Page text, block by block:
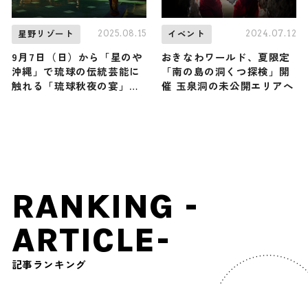
星野リゾート 2025.08.15
9月7日（日）から「星のや
沖縄」で琉球の伝統芸能に
触れる「琉球秋夜の宴」を
イベント 2024.07.12
おきなわワールド、夏限定
「南の島の洞くつ探検」開
催 玉泉洞の未公開エリアへ
RANKING -
ARTICLE-
記事ランキング